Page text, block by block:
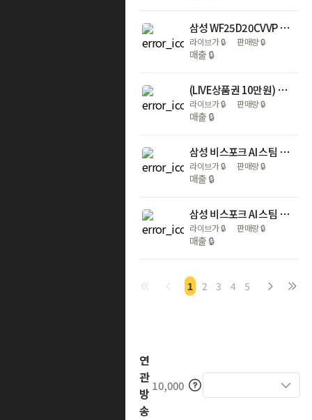
삼성 WF25D20CVVP 세탁25kg+건조20kg 풀스펙 세트 자동문열림 1등급
라이브가🔒 판매량🔒
매출 🔒
(LIVE상품권 10만원) 삼성 AI Q9000 멀티형 에어컨 AF60F17D11BRS 56.9+18.7㎡ 전국기본설치포함
라이브가🔒 판매량🔒
매출 🔒
삼성 비스포크 AI 스팀 울트라 VR90F01AAG 로봇청소기 새틴 그레이지
라이브가🔒 판매량🔒
매출 🔒
삼성 비스포크 AI 스팀 울트라 VR90F01SAG 자동급배수 로봇청소기 새틴 그레이지
라이브가🔒 판매량🔒
매출 🔒
1 2 3 4 5
연
관
방
송
10,000